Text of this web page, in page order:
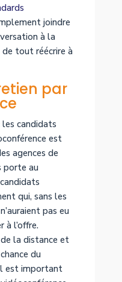
joindre
à la
tout réécrire à
par
candidats
est
agences de
porte au
qui, sans les
pas eu
à l’offre.
la distance et
du
est important